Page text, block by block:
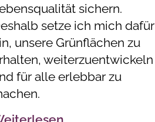
sichern.
setze ich mich dafür
unsere Grünflächen zu
weiterzuentwickeln
für alle erlebbar zu